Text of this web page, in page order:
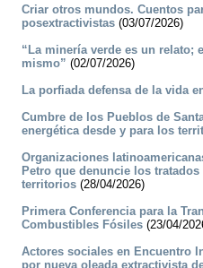
Criar otros mundos. Cuentos
posextractivistas (03/07/2026)
“La minería verde es un relato;
mismo” (02/07/2026)
La porfiada defensa de la vida
Cumbre de los Pueblos de
energética desde y para los
Organizaciones
Petro que denuncie los
territorios (28/04/2026)
Primera Conferencia para la
Combustibles Fósiles (23/04/
Actores sociales en Encuentro
por nueva oleada extractivista